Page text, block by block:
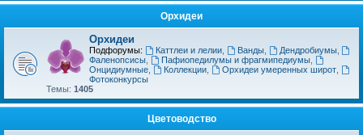
Орхидеи
Орхидеи
Подфорумы: Каттлеи и лелии, Ванды, Дендробиумы,
Фаленопсисы
Пафиопедилумы и фрагмипедиумы,
Онцидиумные
Коллекции, Орхидеи умеренных широт,
Фотоконкурсы
Темы: 1405
Цветоводство